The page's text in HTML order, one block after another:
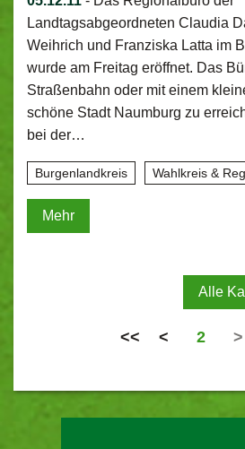
Landtagsabgeordneten Claudia
Weihrich und Franziska Latta im
wurde am Freitag eröffnet. Das
Straßenbahn oder mit einem
schöne Stadt Naumburg zu
bei der…
Burgenlandkreis Wahlkreis &
Mehr
Alle
<< < 2 >